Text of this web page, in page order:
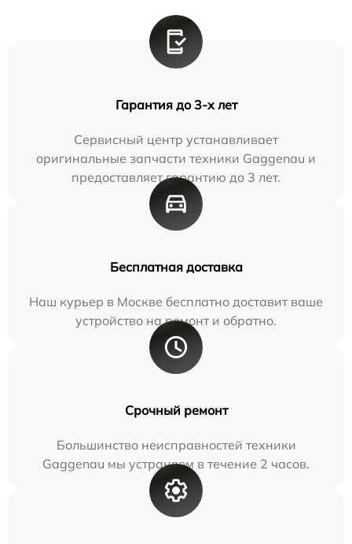
Гарантия до 3-х лет
Сервисный центр устанавливает
оригинальные запчасти техники Gaggenau и
предоставляет гарантию до 3 лет.
Бесплатная доставка
Наш курьер в Москве бесплатно доставит ваше
устройство на ремонт и обратно.
Срочный ремонт
Большинство неисправностей техники
Gaggenau мы устраняем в течение 2 часов.